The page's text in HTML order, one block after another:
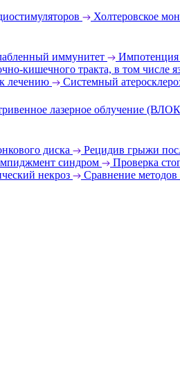
Холтеровское
иммунитет
Импотенция
кишечного тракта, в том числе
лечению Системный
лазерное облучение
диска
Рецидив грыжи
синдром Проверка
некроз Сравнение